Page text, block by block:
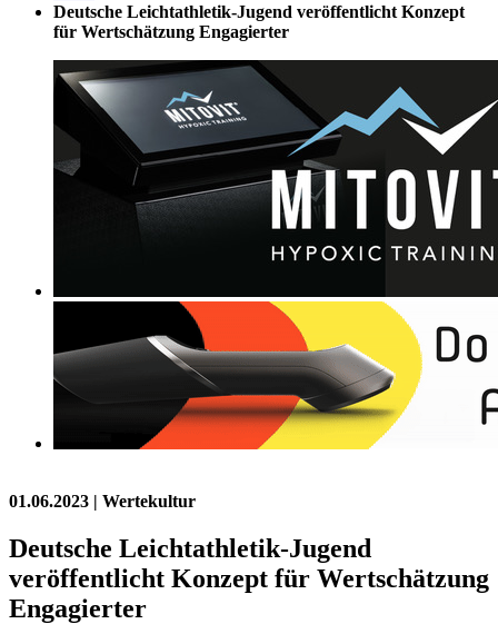
Deutsche Leichtathletik-Jugend veröffentlicht Konzept
für Wertschätzung Engagierter
01.06.2023 | Wertekultur
Deutsche Leichtathletik-Jugend
veröffentlicht Konzept für Wertschätzung
Engagierter